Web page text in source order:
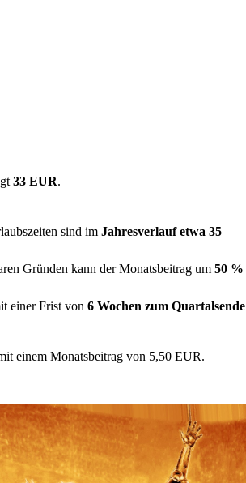
33 EUR.
sind im Jahresverlauf etwa 35
Gründen kann der Monatsbeitrag um 50 %
einer Frist von 6 Wochen zum Quartalsende
einem Monatsbeitrag von 5,50 EUR.